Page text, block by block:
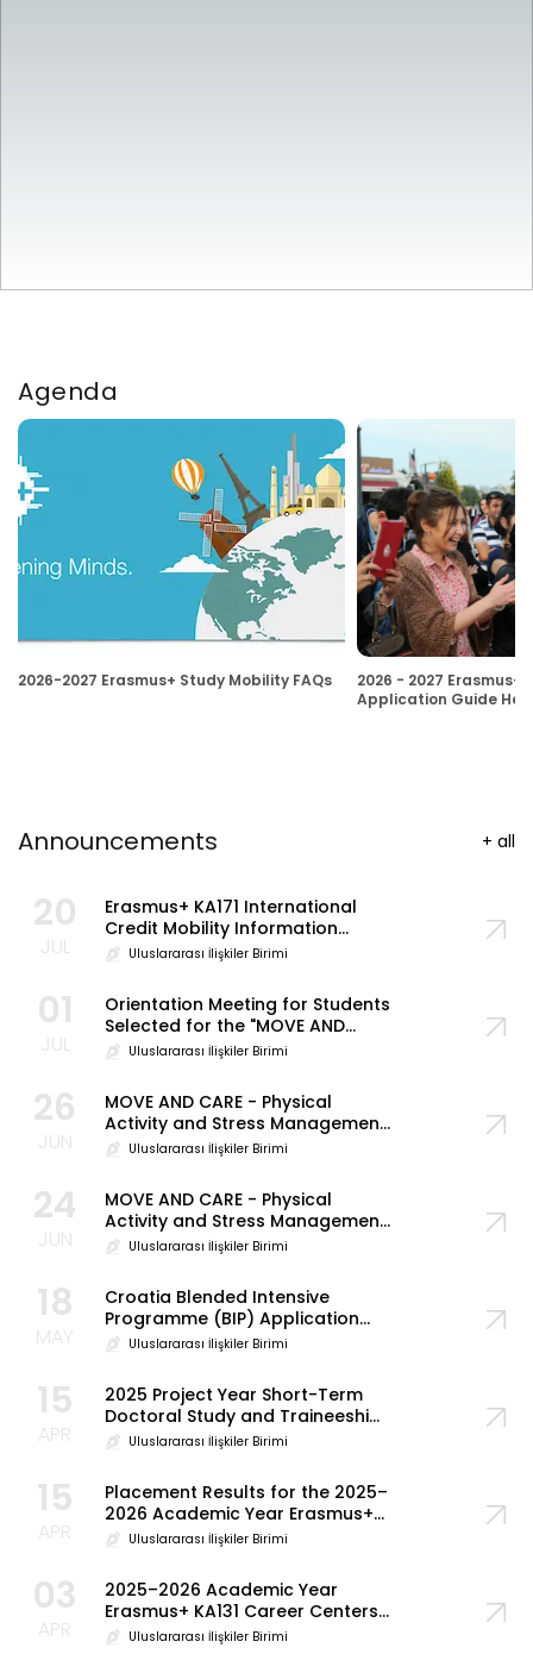
Agenda
2026-2027 Erasmus+ Study Mobility FAQs
2026 - 2027 Erasmus+
Application Guide
Announcements + all
20
JUL
Erasmus+ KA171 International
Credit Mobility Information
Meeting
Uluslararası İlişkiler Birimi
01
JUL
Orientation Meeting for Students
Selected for the "MOVE AND
CARE – Physical Activity and
Uluslararası İlişkiler Birimi
26
JUN
MOVE AND CARE - Physical
Activity and Stress Management
(Hırvatistan BIP) Programı için
Uluslararası İlişkiler Birimi
24
JUN
MOVE AND CARE - Physical
Activity and Stress Management
(Hırvatistan BIP) Programı
Uluslararası İlişkiler Birimi
18
MAY
Croatia Blended Intensive
Programme (BIP) Application
Information (September–
Uluslararası İlişkiler Birimi
15
APR
2025 Project Year Short-Term
Doctoral Study and Traineeship
Mobility Application Results
Uluslararası İlişkiler Birimi
15
APR
Placement Results for the 2025–
2026 Academic Year Erasmus+
KA131 Career Centers (KARMER)
Mobility
Uluslararası İlişkiler Birimi
03
APR
2025–2026 Academic Year
Erasmus+ KA131 Career Centers
(KARMER) Consortium
Uluslararası İlişkiler Birimi